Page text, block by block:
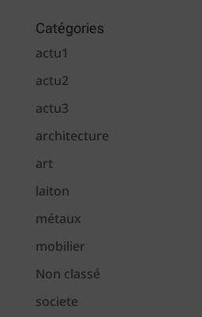
Catégories
actu1
actu2
actu3
architecture
art
laiton
métaux
mobilier
Non classé
societe